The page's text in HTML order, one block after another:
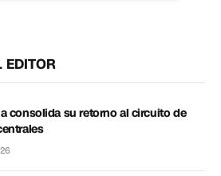
EDITOR
consolida su retorno al circuito de